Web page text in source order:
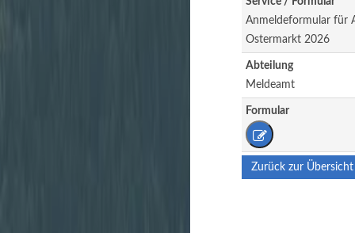
Anmeldeformular für
Ostermarkt 2026
Abteilung
Meldeamt
Formular
Zurück zur Übersicht